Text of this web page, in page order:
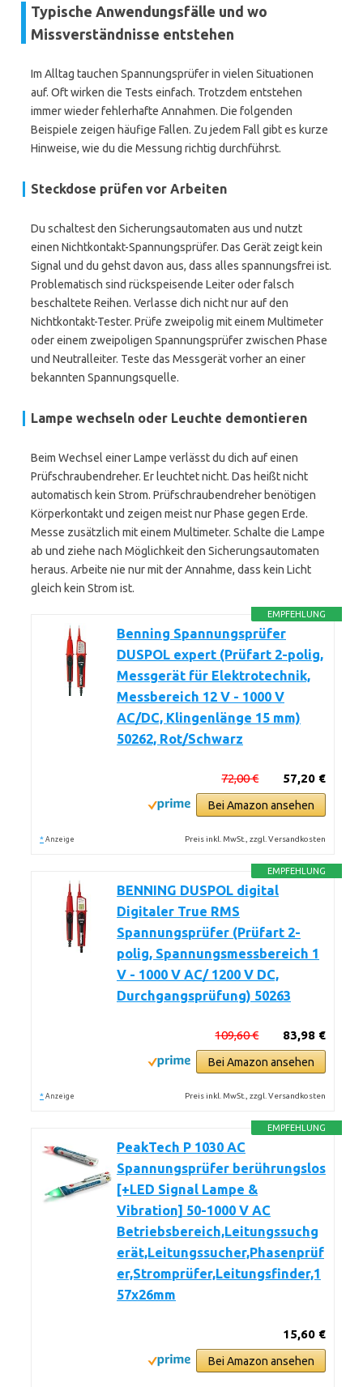
Typische Anwendungsfälle und wo
Missverständnisse entstehen
Im Alltag tauchen Spannungsprüfer in vielen Situationen
auf. Oft wirken die Tests einfach. Trotzdem entstehen
immer wieder fehlerhafte Annahmen. Die folgenden
Beispiele zeigen häufige Fallen. Zu jedem Fall gibt es kurze
Hinweise, wie du die Messung richtig durchführst.
Steckdose prüfen vor Arbeiten
Du schaltest den Sicherungsautomaten aus und nutzt
einen Nichtkontakt-Spannungsprüfer. Das Gerät zeigt kein
Signal und du gehst davon aus, dass alles spannungsfrei ist.
Problematisch sind rückspeisende Leiter oder falsch
beschaltete Reihen. Verlasse dich nicht nur auf den
Nichtkontakt-Tester. Prüfe zweipolig mit einem Multimeter
oder einem zweipoligen Spannungsprüfer zwischen Phase
und Neutralleiter. Teste das Messgerät vorher an einer
bekannten Spannungsquelle.
Lampe wechseln oder Leuchte demontieren
Beim Wechsel einer Lampe verlässt du dich auf einen
Prüfschraubendreher. Er leuchtet nicht. Das heißt nicht
automatisch kein Strom. Prüfschraubendreher benötigen
Körperkontakt und zeigen meist nur Phase gegen Erde.
Messe zusätzlich mit einem Multimeter. Schalte die Lampe
ab und ziehe nach Möglichkeit den Sicherungsautomaten
heraus. Arbeite nie nur mit der Annahme, dass kein Licht
gleich kein Strom ist.
EMPFEHLUNG
Benning Spannungsprüfer
DUSPOL expert (Prüfart 2-polig,
Messgerät für Elektrotechnik,
Messbereich 12 V - 1000 V
AC/DC, Klingenlänge 15 mm)
50262, Rot/Schwarz
57,20 €
72,00 €
Bei Amazon ansehen
* Anzeige Preis inkl. MwSt., zzgl. Versandkosten
EMPFEHLUNG
BENNING DUSPOL digital
Digitaler True RMS
Spannungsprüfer (Prüfart 2-
polig, Spannungsmessbereich 1
V - 1000 V AC/ 1200 V DC,
Durchgangsprüfung) 50263
83,98 €
109,60 €
Bei Amazon ansehen
* Anzeige Preis inkl. MwSt., zzgl. Versandkosten
EMPFEHLUNG
PeakTech P 1030 AC
Spannungsprüfer berührungslos
[+LED Signal Lampe &
Vibration] 50-1000 V AC
Betriebsbereich,Leitungssuchg
erät,Leitungssucher,Phasenprüf
er,Stromprüfer,Leitungsfinder,1
57x26mm
15,60 €
Bei Amazon ansehen